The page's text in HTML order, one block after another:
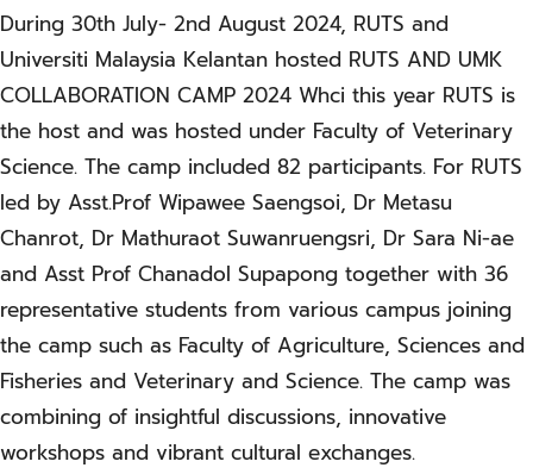
During 30th July- 2nd August 2024, RUTS and
Universiti Malaysia Kelantan hosted RUTS AND UMK
COLLABORATION CAMP 2024 Whci this year RUTS is
the host and was hosted under Faculty of Veterinary
Science. The camp included 82 participants. For RUTS
led by Asst.Prof Wipawee Saengsoi, Dr Metasu
Chanrot, Dr Mathuraot Suwanruengsri, Dr Sara Ni-ae
and Asst Prof Chanadol Supapong together with 36
representative students from various campus joining
the camp such as Faculty of Agriculture, Sciences and
Fisheries and Veterinary and Science. The camp was
combining of insightful discussions, innovative
workshops and vibrant cultural exchanges.